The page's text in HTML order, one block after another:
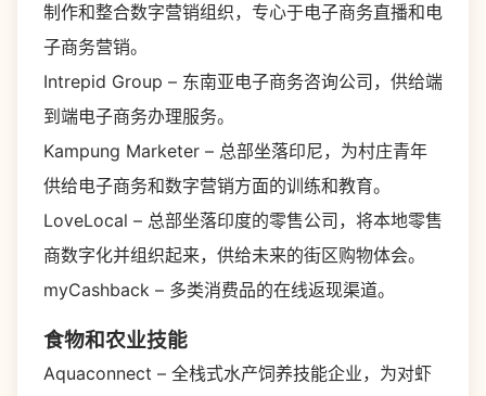
制作和整合数字营销组织，专心于电子商务直播和电
子商务营销。
Intrepid Group – 东南亚电子商务咨询公司，供给端
到端电子商务办理服务。
Kampung Marketer – 总部坐落印尼，为村庄青年
供给电子商务和数字营销方面的训练和教育。
LoveLocal – 总部坐落印度的零售公司，将本地零售
商数字化并组织起来，供给未来的街区购物体会。
myCashback – 多类消费品的在线返现渠道。
食物和农业技能
Aquaconnect – 全栈式水产饲养技能企业，为对虾